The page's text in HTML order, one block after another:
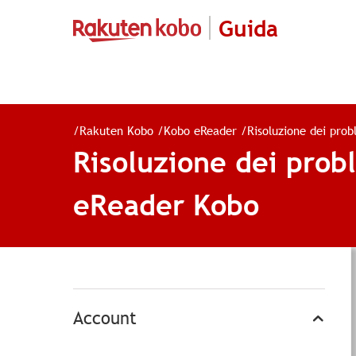
Guida
/Rakuten Kobo /Kobo eReader /Risoluzione dei
Risoluzione dei
eReader Kobo
Account